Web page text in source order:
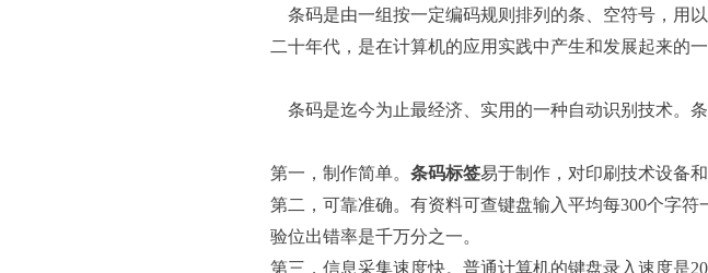
条码是由一组按一定编码规则排列的条、空符号，用
二十年代，是在计算机的应用实践中产生和发展起来的
条码是迄今为止最经济、实用的一种自动识别技术。
第一，制作简单。 条码标签易于制作，对印刷技术设备
第二，可靠准确。有资料可查键盘输入平均每300个字
验位出错率是千万分之一。
第三，信息采集速度快。普通计算机的键盘录入速度是